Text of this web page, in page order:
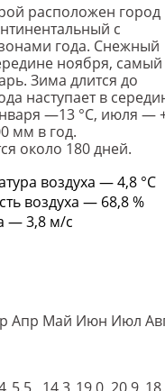
расположен город
с
года. Снежный
ноября, самый
Зима длится до
наступает в
—13 °С, июля —
мм в год.
около 180 дней.
воздуха — 4,8 °C
воздуха — 68,8 %
— 3,8 м/с
Апр Май Июн Июл